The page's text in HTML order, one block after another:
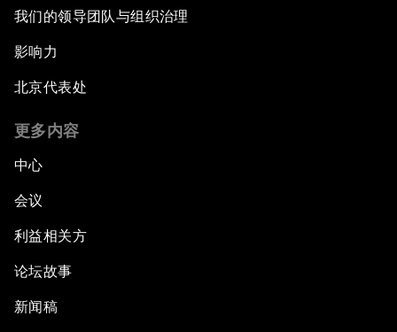
我们的领导团队与组织治理
影响力
北京代表处
更多内容
中心
会议
利益相关方
论坛故事
新闻稿